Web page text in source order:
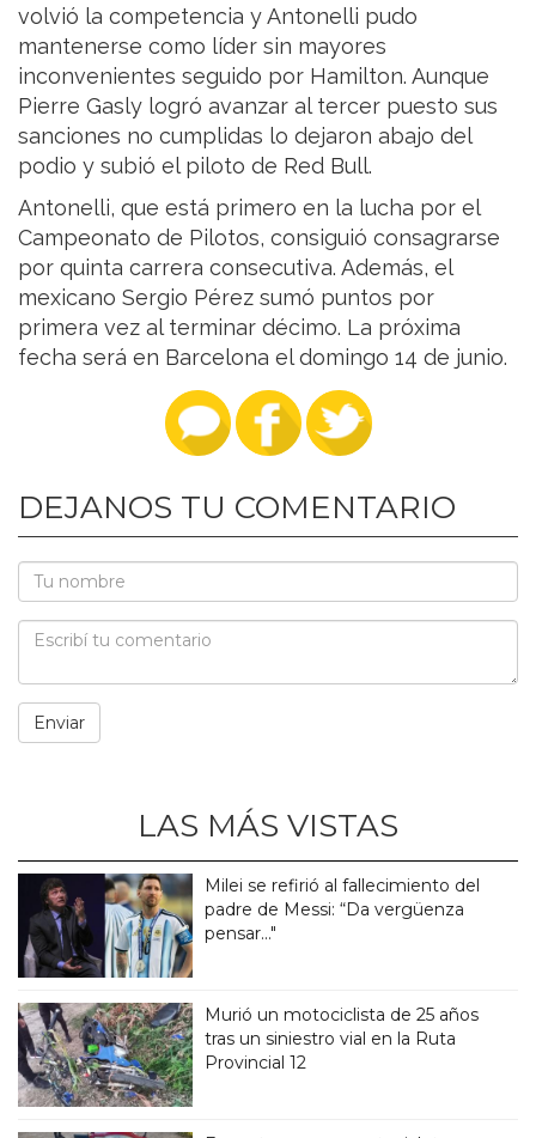
volvió la competencia y Antonelli pudo
mantenerse como líder sin mayores
inconvenientes seguido por Hamilton. Aunque
Pierre Gasly logró avanzar al tercer puesto sus
sanciones no cumplidas lo dejaron abajo del
podio y subió el piloto de Red Bull.
Antonelli, que está primero en la lucha por el
Campeonato de Pilotos, consiguió consagrarse
por quinta carrera consecutiva. Además, el
mexicano Sergio Pérez sumó puntos por
primera vez al terminar décimo. La próxima
fecha será en Barcelona el domingo 14 de junio.
DEJANOS TU COMENTARIO
LAS MÁS VISTAS
Milei se refirió al fallecimiento del
padre de Messi: “Da vergüenza
pensar..."
Murió un motociclista de 25 años
tras un siniestro vial en la Ruta
Provincial 12